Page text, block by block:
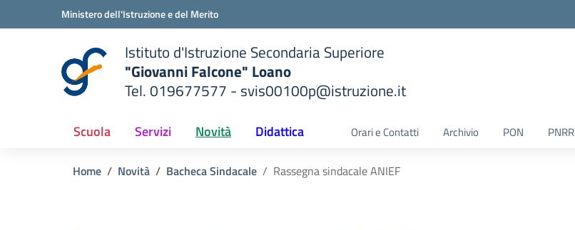
Vai ai contenuti
Vai al menu di navigazioneMinistero dell'Istruzione e del Merito
Istituto d'Istruzione Secondaria Superiore
"Giovanni Falcone" Loano
Tel. 019677577 - svis00100p@istruzione.it
Scuola Servizi Novità Didattica Orari e Contatti Archivio PON PNRR
Home Novità Bacheca Sindacale Rassegna sindacale ANIEF